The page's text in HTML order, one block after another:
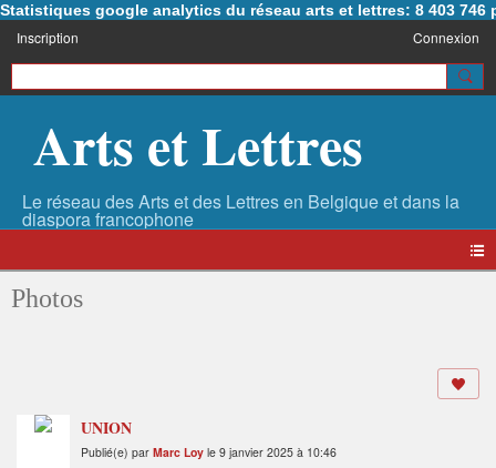
Statistiques google analytics du réseau arts et lettres: 8 403 746
Inscription Connexion
Arts et Lettres
Photos
UNION
Publié(e) par Marc Loy le 9 janvier 2025 à 10:46